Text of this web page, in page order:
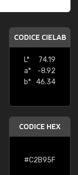
CODICE CIELAB
L*
74.19
a*
-8.92
b*
46.34
CODICE HEX
#C2B95F